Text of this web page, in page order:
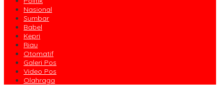
Nasional
Sumbar
Babel
Kepri
Riau
Otomatif
Galeri Pos
Video Pos
Olahraga